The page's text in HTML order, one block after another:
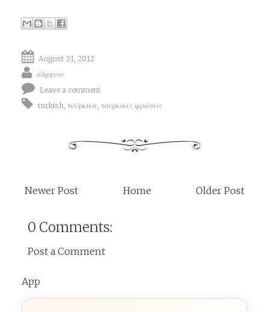
August 21, 2012
άδμηνας
Leave a comment
turkish, τούρκικα, τουρκικές φράσεις
Newer Post Older Post
Home
0 Comments:
Post a Comment
App